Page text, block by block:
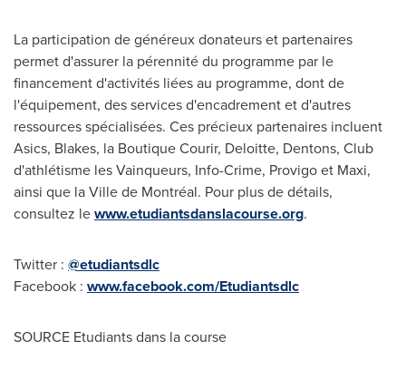
La participation de généreux donateurs et partenaires
permet d'assurer la pérennité du programme par le
financement d'activités liées au programme, dont de
l'équipement, des services d'encadrement et d'autres
ressources spécialisées. Ces précieux partenaires incluent
Asics, Blakes, la Boutique Courir, Deloitte, Dentons, Club
d'athlétisme les Vainqueurs, Info-Crime, Provigo et Maxi,
ainsi que la Ville de Montréal. Pour plus de détails,
consultez lewww.etudiantsdanslacourse.org.
Twitter : @etudiantsdlc
Facebook : www.facebook.com/Etudiantsdlc
SOURCE Etudiants dans la course